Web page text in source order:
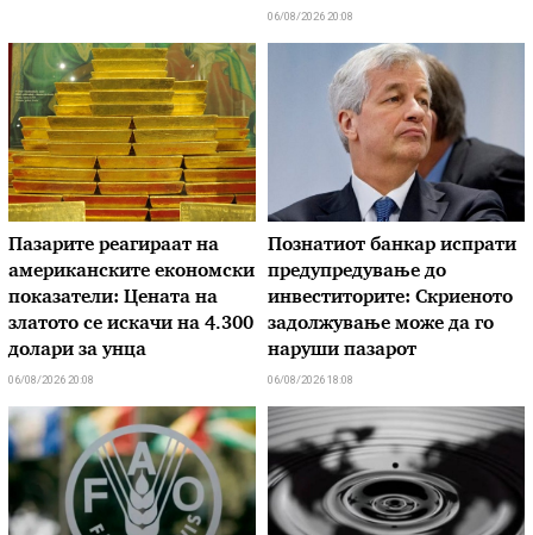
06/08/2026 20:08
Пазарите реагираат на
американските економски
показатели: Цената на
златото се искачи на 4.300
долари за унца
06/08/2026 20:08
Познатиот банкар испрати
предупредување до
инвеститорите: Скриеното
задолжување може да го
наруши пазарот
06/08/2026 18:08